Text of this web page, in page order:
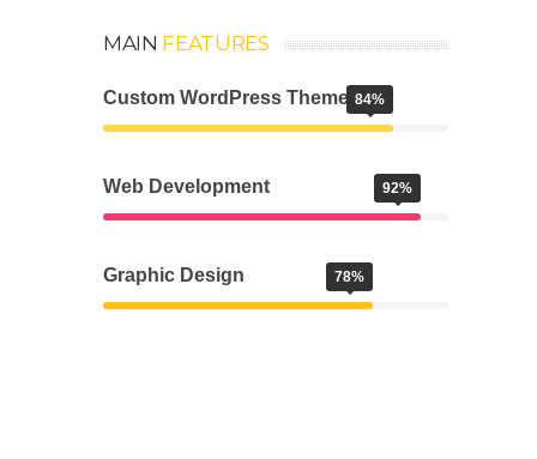
MAIN FEATURES
Custom WordPress Theme 84%
Web Development 92%
Graphic Design 78%